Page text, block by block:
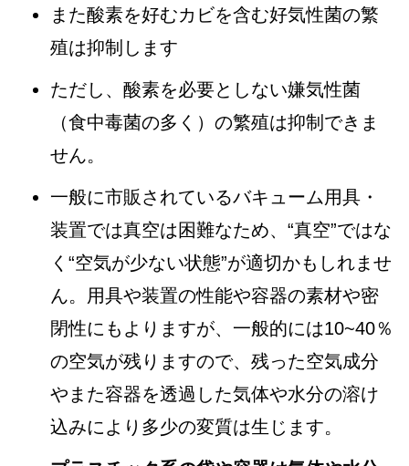
また酸素を好むカビを含む好気性菌の繁
殖は抑制します
ただし、酸素を必要としない嫌気性菌
（食中毒菌の多く）の繁殖は抑制できま
せん。
一般に市販されているバキューム用具・
装置では真空は困難なため、“真空”ではな
く“空気が少ない状態”が適切かもしれませ
ん。用具や装置の性能や容器の素材や密
閉性にもよりますが、一般的には10~40％
の空気が残りますので、残った空気成分
やまた容器を透過した気体や水分の溶け
込みにより多少の変質は生じます。